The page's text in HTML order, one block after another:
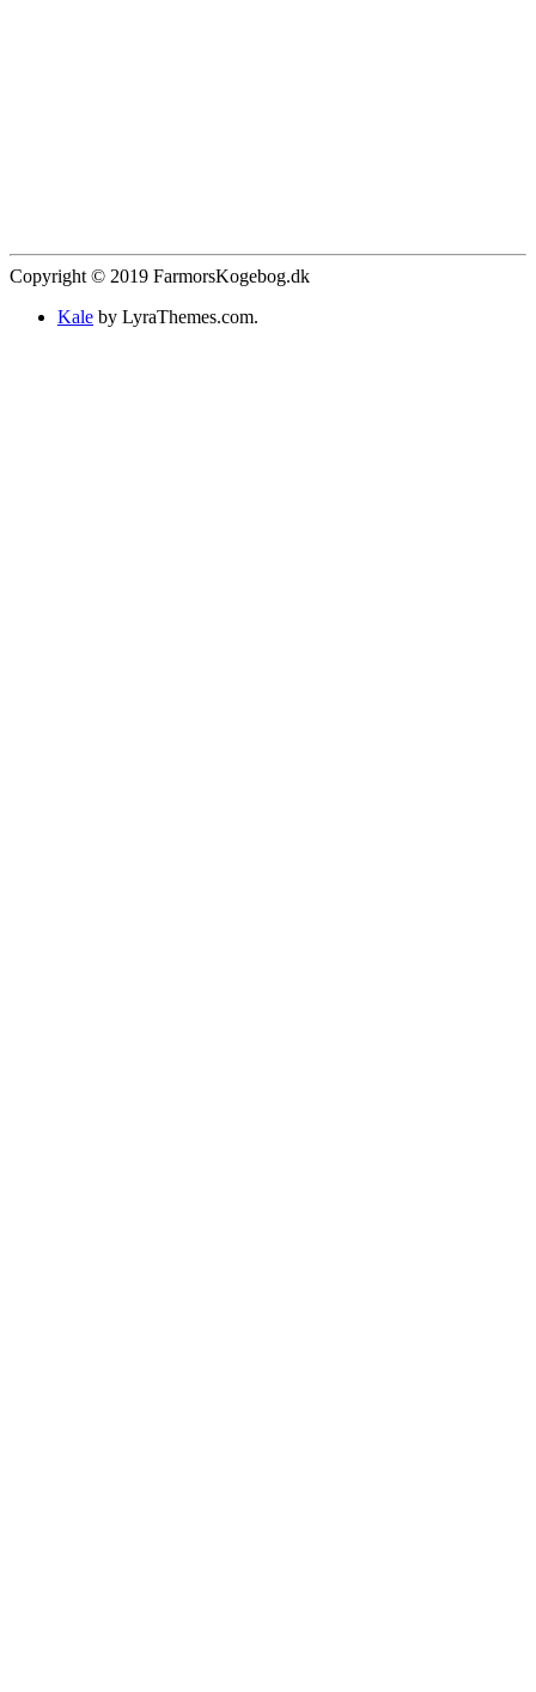
Copyright © 2019 FarmorsKogebog.dk
Kale by LyraThemes.com.